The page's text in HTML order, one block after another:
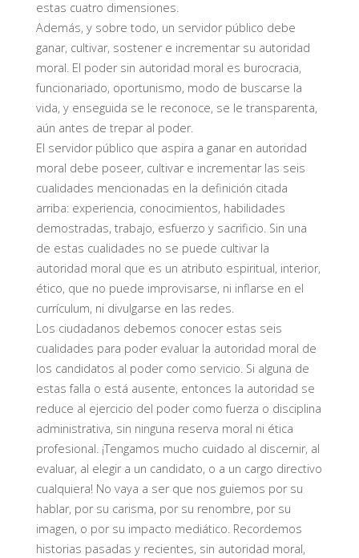
estas cuatro dimensiones.
Además, y sobre todo, un servidor público debe
ganar, cultivar, sostener e incrementar su autoridad
moral. El poder sin autoridad moral es burocracia,
funcionariado, oportunismo, modo de buscarse la
vida, y enseguida se le reconoce, se le transparenta,
aún antes de trepar al poder.
El servidor público que aspira a ganar en autoridad
moral debe poseer, cultivar e incrementar las seis
cualidades mencionadas en la definición citada
arriba: experiencia, conocimientos, habilidades
demostradas, trabajo, esfuerzo y sacrificio. Sin una
de estas cualidades no se puede cultivar la
autoridad moral que es un atributo espiritual, interior,
ético, que no puede improvisarse, ni inflarse en el
currículum, ni divulgarse en las redes.
Los ciudadanos debemos conocer estas seis
cualidades para poder evaluar la autoridad moral de
los candidatos al poder como servicio. Si alguna de
estas falla o está ausente, entonces la autoridad se
reduce al ejercicio del poder como fuerza o disciplina
administrativa, sin ninguna reserva moral ni ética
profesional. ¡Tengamos mucho cuidado al discernir, al
evaluar, al elegir a un candidato, o a un cargo directivo
cualquiera! No vaya a ser que nos guiemos por su
hablar, por su carisma, por su renombre, por su
imagen, o por su impacto mediático. Recordemos
historias pasadas y recientes, sin autoridad moral,